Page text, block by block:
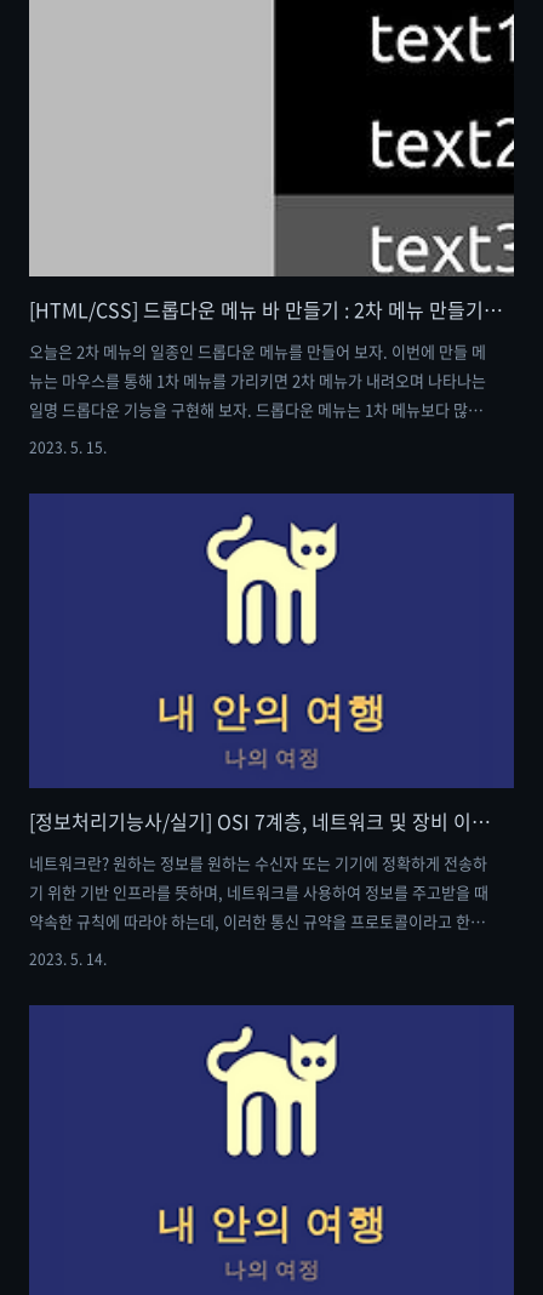
조 추가로, 데이터베이스의 설계 순서는 요구조건 분석, 개념적 설계, 논
리적 설계, 물리적 설계, 구현 순으로 진행이 된다. 데이터베이스 관리 시
스템(DBMS) 데이터를 관리하는 것에 있어 복잡성을 해결하는 동시에
[HTML/CSS] 드롭다운 메뉴 바 만들기 : 2차 메뉴 만들기 feat. position
오늘은 2차 메뉴의 일종인 드롭다운 메뉴를 만들어 보자. 이번에 만들 메
뉴는 마우스를 통해 1차 메뉴를 가리키면 2차 메뉴가 내려오며 나타나는
일명 드롭다운 기능을 구현해 보자. 드롭다운 메뉴는 1차 메뉴보다 많은
수의 항목을 소화할 뿐 아니라, 포괄적인 개념의 메뉴 안에 세세한 개념
도움을 줄 수 있다. 그뿐만 아니라 인터페이스를 체계적으로 관리하는 것
과 동시에 시각적으로도 깔끔한 느낌을 줄 수 있다는 많은 장점을 갖고
있다. 이러한 메뉴를 position 속성을 이용하여 만들어 보자. 완성된 최
종 코드는 포스팅의 마지막에 정리해 두겠다. 우선 완성된 이미지를 보자
2023. 5. 15.
[정보처리기능사/실기] OSI 7계층, 네트워크 및 장비 이론 정리
네트워크란? 원하는 정보를 원하는 수신자 또는 기기에 정확하게 전송하
기 위한 기반 인프라를 뜻하며, 네트워크를 사용하여 정보를 주고받을 때
약속한 규칙에 따라야 하는데, 이러한 통신 규약을 프로토콜이라고 한다.
네트워크는 거리에 따라 분류되거나 데이터 교환 방식에 의해 분류가 되
선 교환 방식과 패킷 교환 방식으로 나뉜다. LAN : 근거리 네트워크를 지
칭하며, 한 건물이나 작은 지역을 담당하는 비교적 가까운 거리의 네트워
크를 담당 WAN : 국가 단위나 대륙과 같이 광범위한 지역을 연결하는 네
트워크이며, LAN에 비해 전송 거리가 넓지만, LAN보다 느리고 에러가
2023. 5. 14.